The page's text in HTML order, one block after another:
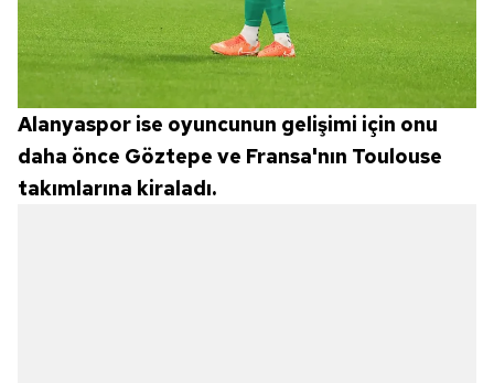
6698 sayılı Kişisel Verilerin Korunması Kanunu uyarınca
hazırlanmış Aydınlatma Metnimizi okumak ve sitemizde
ilgili mevzuata uygun olarak kullanılan çerezlerle ilgili bilgi
almak için lütfen
tıklayınız
Alanyaspor ise oyuncunun gelişimi için onu
daha önce Göztepe ve Fransa'nın Toulouse
takımlarına kiraladı.